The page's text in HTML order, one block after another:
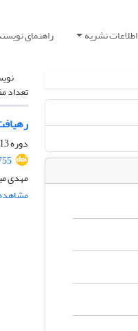
اطلاعات نشریه راهنمای
تعداد
دوره 13، شماره 3، پاییز 1403، صفحه
مهدی